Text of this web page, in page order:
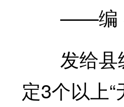
——编
发给县级
定3个以上